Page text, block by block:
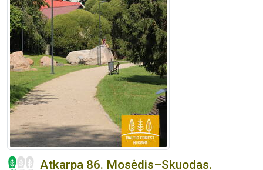
Atkarpa 86. Mosėdis–Skuodas.